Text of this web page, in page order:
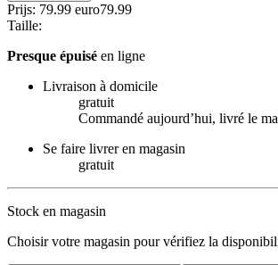
Prijs: 79.99 euro79.99
Taille:
Presque épuisé en ligne
Livraison à domicile
gratuit
Commandé aujourdʼhui, livré le
Se faire livrer en magasin
gratuit
Stock en magasin
Choisir votre magasin pour vérifiez la